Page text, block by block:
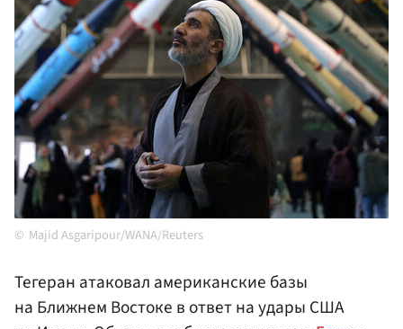
Majid Asgaripour/WANA/Reuters
Тегеран атаковал американские базы
на Ближнем Востоке в ответ на удары США